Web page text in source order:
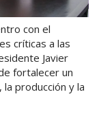
con el
críticas a las
Javier
fortalecer un
producción y la